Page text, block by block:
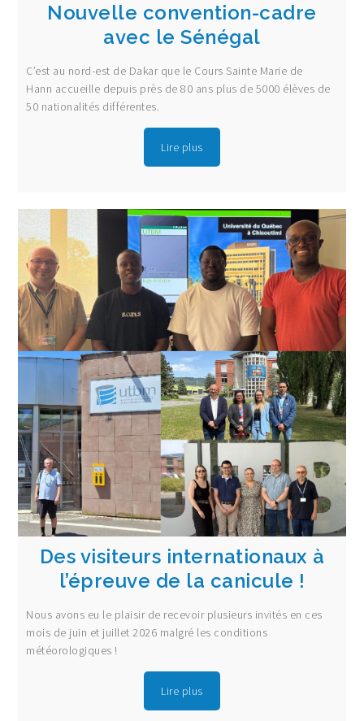
Nouvelle convention-cadre
avec le Sénégal
C’est au nord-est de Dakar que le Cours Sainte Marie de
Hann accueille depuis près de 80 ans plus de 5000 élèves de
50 nationalités différentes.
Lire plus
Des visiteurs internationaux à
l’épreuve de la canicule !
Nous avons eu le plaisir de recevoir plusieurs invités en ces
mois de juin et juillet 2026 malgré les conditions
météorologiques !
Lire plus